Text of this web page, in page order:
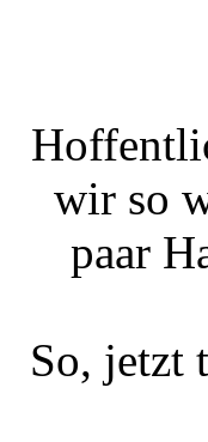
wir so
paar
So, jetzt